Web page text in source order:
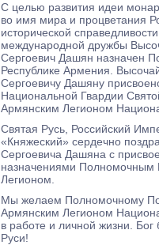
С целью развития идеи
во имя мира и процветания
исторической
международной дружбы
Сергоевич Дашян назначен
Республике Армения.
Сергоевичу Дашяну
Национальной Гвардии
Армянским Легионом
Святая Русь, Российский
«Княжеский» сердечно
Сергоевича Дашяна с
назначениями
Легионом.
Мы желаем Полномочному
Армянским Легионом
в работе и личной жизни.
Руси!